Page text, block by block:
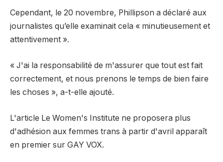
Cependant, le 20 novembre, Phillipson a déclaré aux
journalistes qu’elle examinait cela « minutieusement et
attentivement ».
« J'ai la responsabilité de m'assurer que tout est fait
correctement, et nous prenons le temps de bien faire
les choses », a-t-elle ajouté.
L'article Le Women's Institute ne proposera plus
d'adhésion aux femmes trans à partir d'avril apparaît
en premier sur GAY VOX.